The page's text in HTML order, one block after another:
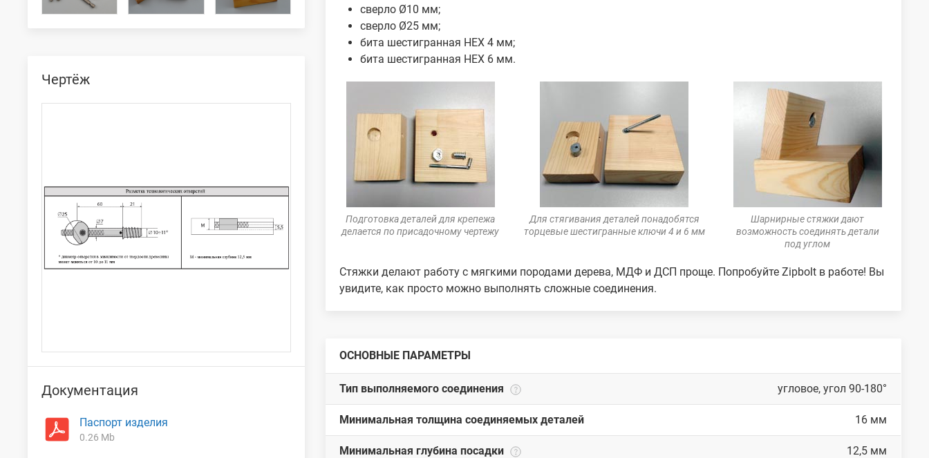
Чертёж
Документация
Паспорт изделия
0.26 Mb
сверло Ø10 мм;
сверло Ø25 мм;
бита шестигранная HEX 4 мм;
бита шестигранная HEX 6 мм.
Подготовка деталей для крепежа
делается по присадочному чертежу
Для стягивания деталей понадобятся
торцевые шестигранные ключи 4 и 6 мм
Шарнирные стяжки дают
возможность соединять детали
под углом
Стяжки делают работу с мягкими породами дерева, МДФ и ДСП проще. Попробуйте Zipbolt в работе! Вы
увидите, как просто можно выполнять сложные соединения.
ОСНОВНЫЕ ПАРАМЕТРЫ
Тип выполняемого соединения угловое, угол 90-180°
Минимальная толщина соединяемых деталей 16 мм
Минимальная глубина посадки 12,5 мм